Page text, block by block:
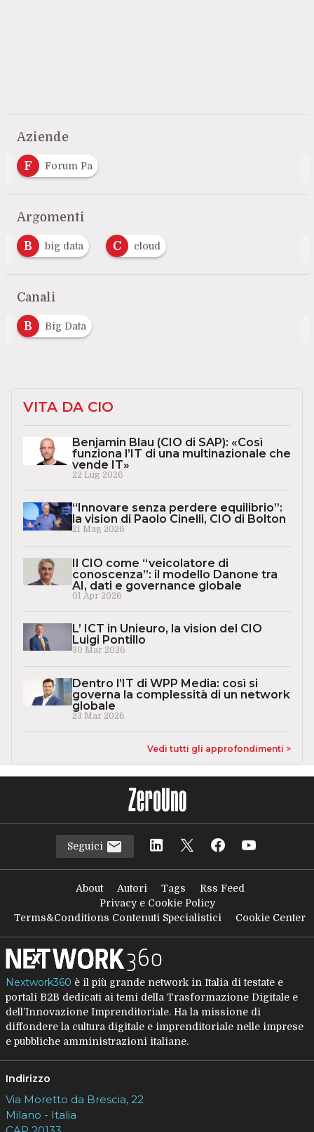
Aziende
F Forum Pa
Argomenti
B big data C cloud
Canali
B Big Data
VITA DA CIO
Benjamin Blau (CIO di SAP): «Così
funziona l’IT di una multinazionale che
vende IT»
22 Lug 2026
“Innovare senza perdere equilibrio”:
la vision di Paolo Cinelli, CIO di Bolton
21 Mag 2026
Il CIO come “veicolatore di
conoscenza”: il modello Danone tra
AI, dati e governance globale
01 Apr 2026
L’ ICT in Unieuro, la vision del CIO
Luigi Pontillo
30 Mar 2026
Dentro l’IT di WPP Media: così si
governa la complessità di un network
globale
23 Mar 2026
Vedi tutti gli approfondimenti >
Seguici
About Autori Tags
Rss Feed
Privacy e Cookie Policy
Terms&Conditions Contenuti Specialistici
Cookie Center
Nextwork360 è il più grande network in Italia di testate e
portali B2B dedicati ai temi della Trasformazione Digitale e
dell’Innovazione Imprenditoriale. Ha la missione di
diffondere la cultura digitale e imprenditoriale nelle imprese
e pubbliche amministrazioni italiane.
Indirizzo
Via Moretto da Brescia, 22
Milano - Italia